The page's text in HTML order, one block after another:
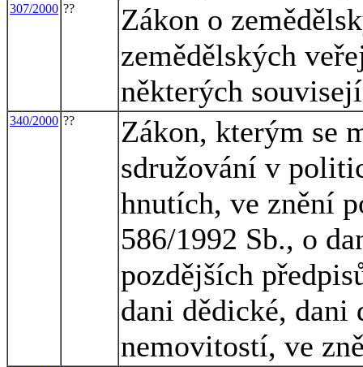
307/2000 ??
Zákon o
zemědělských
některých
340/2000 ??
Zákon, kterým se
sdružování v
hnutích, ve znění
586/1992 Sb., o
pozdějších
dani dědické, dani
nemovitostí, ve